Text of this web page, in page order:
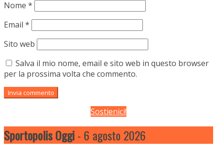
Nome *
Email *
Sito web
Salva il mio nome, email e sito web in questo browser
per la prossima volta che commento.
Sostienici!
Sportopolis Oggi- 6 agosto 2026